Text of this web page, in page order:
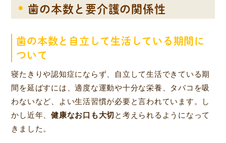
歯の本数と要介護の関係性
歯の本数と自立して生活している期間に
ついて
寝たきりや認知症にならず、自立して生活できている期
間を延ばすには、適度な運動や十分な栄養、タバコを吸
わないなど、よい生活習慣が必要と言われています。し
かし近年、健康なお口も大切 と考えられるようになって
きました。